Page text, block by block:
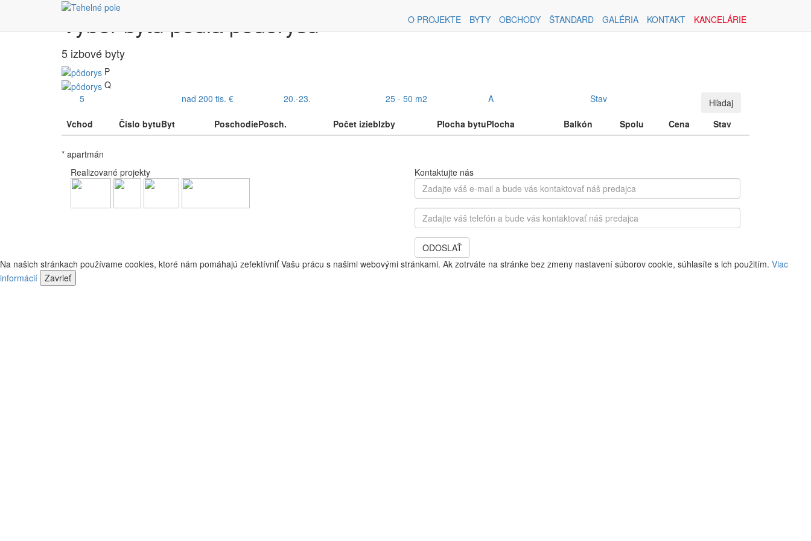
O PROJEKTE BYTY OBCHODY ŠTANDARD GALÉRIA KONTAKT KANCELÁRIE
Výber bytu podľa pôdorysu
5 izbové byty
P
Q
5
nad 200 tis. € 20.-23. 25 - 50 m2 A Stav
Hľadaj
Vchod
Číslo bytuByt PoschodiePosch. Počet iziebIzby Plocha bytuPlocha Balkón Spolu Cena Stav
* apartmán
Realizované projekty
Kontaktujte nás
Zadajte
váš
e-
mail
a
bude
vás
kontaktovať
Zadajte
váš
telefón
bude
ODOSLAŤ
Na našich stránkach používame cookies, ktoré nám pomáhajú zefektívniť Vašu prácu s našimi webovými stránkami. Ak zotrváte na stránke bez zmeny nastavení súborov cookie, súhlasíte s ich použitím. Viac
informácií Zavrieť